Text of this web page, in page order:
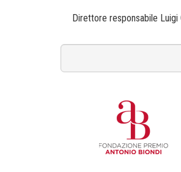
Direttore responsabile Luigi